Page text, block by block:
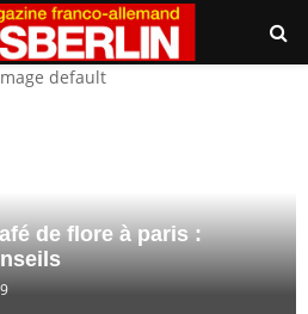
de flore à paris :